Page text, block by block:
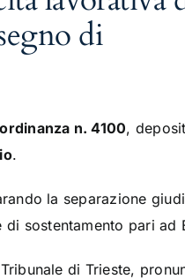
di
ordinanza n. 4100,
.
la separazione
sostentamento pari ad
di Trieste,